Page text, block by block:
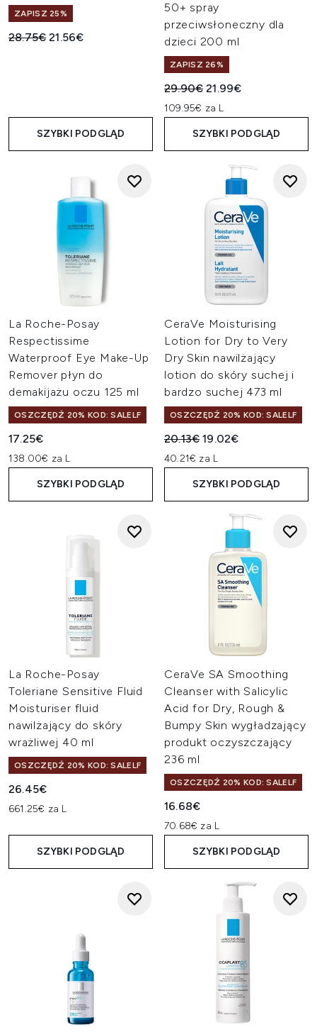
ZAPISZ 25%
Sugerowana cena detaliczna:
28.75€Aktualna cena:
21.56€
SZYBKI PODGLĄD
50+ spray
przeciwsłoneczny dla
dzieci 200 ml
ZAPISZ 26%
Sugerowana cena
29.90€Aktualna cena:
21.99€
109.95€ za L
SZYBKI PODGLĄD
La Roche-Posay
Respectissime
Waterproof Eye Make-Up
Remover płyn do
demakijażu oczu 125 ml
OSZCZĘDŹ 20% KOD: SALELF
17.25€
138.00€ za L
SZYBKI PODGLĄD
CeraVe Moisturising
Lotion for Dry to Very
Dry Skin nawilżający
lotion do skóry suchej i
bardzo suchej 473 ml
OSZCZĘDŹ 20% KOD: SALELF
Sugerowana cena
20.13€Aktualna cena:
19.02€
40.21€ za L
SZYBKI PODGLĄD
La Roche-Posay
Toleriane Sensitive Fluid
Moisturiser fluid
nawilżający do skóry
wrażliwej 40 ml
OSZCZĘDŹ 20% KOD: SALELF
26.45€
661.25€ za L
SZYBKI PODGLĄD
CeraVe SA Smoothing
Cleanser with Salicylic
Acid for Dry, Rough &
Bumpy Skin wygładzający
produkt oczyszczający
236 ml
OSZCZĘDŹ 20% KOD: SALELF
16.68€
70.68€ za L
SZYBKI PODGLĄD